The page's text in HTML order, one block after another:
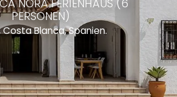
NORA FERIENHAUS (6
PERSONEN)
Costa Blanca, Spanien.